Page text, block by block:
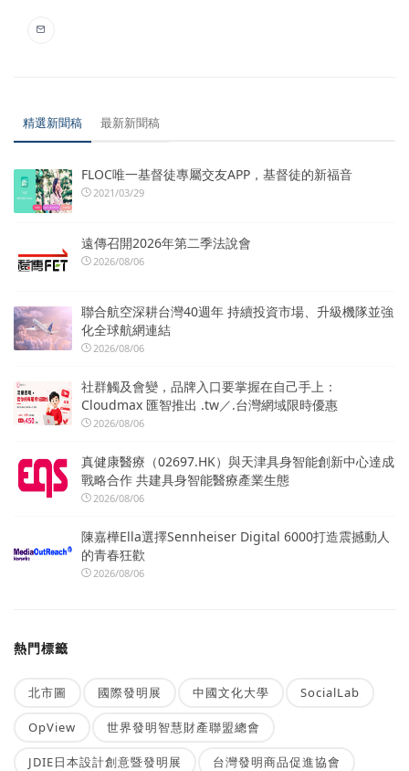
精選新聞稿 最新新聞稿
FLOC唯一基督徒專屬交友APP，基督徒的新福音
2021/03/29
遠傳召開2026年第二季法說會
2026/08/06
聯合航空深耕台灣40週年 持續投資市場、升級機隊並強
化全球航網連結
2026/08/06
社群觸及會變，品牌入口要掌握在自己手上：
Cloudmax 匯智推出 .tw／.台灣網域限時優惠
2026/08/06
真健康醫療（02697.HK）與天津具身智能創新中心達成
戰略合作 共建具身智能醫療產業生態
2026/08/06
陳嘉樺Ella選擇Sennheiser Digital 6000打造震撼動人
的青春狂歡
2026/08/06
熱門標籤
北市圖 國際發明展 中國文化大學 SocialLab
OpView 世界發明智慧財產聯盟總會
JDIE日本設計創意暨發明展 台灣發明商品促進協會